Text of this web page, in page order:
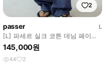
2
passer
L
[L] 파세르 실크 코튼 데님 페이드
블루
145,000원
44 2